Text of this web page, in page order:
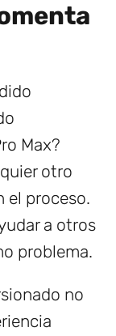
Max?
otro
el proceso.
a otros
problema.
no